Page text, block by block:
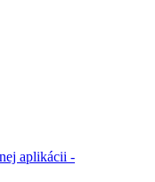
aplikácii -